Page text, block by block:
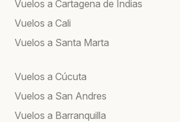
Vuelos a Cartagena de Indias
Vuelos a Cali
Vuelos a Santa Marta
Vuelos a Cúcuta
Vuelos a San Andres
Vuelos a Barranquilla